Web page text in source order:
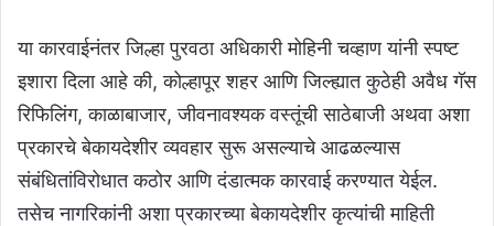
या कारवाईनंतर जिल्हा पुरवठा अधिकारी मोहिनी चव्हाण यांनी स्पष्ट
इशारा दिला आहे की, कोल्हापूर शहर आणि जिल्ह्यात कुठेही अवैध गॅस
रिफिलिंग, काळाबाजार, जीवनावश्यक वस्तूंची साठेबाजी अथवा अशा
प्रकारचे बेकायदेशीर व्यवहार सुरू असल्याचे आढळल्यास
संबंधितांविरोधात कठोर आणि दंडात्मक कारवाई करण्यात येईल.
तसेच नागरिकांनी अशा प्रकारच्या बेकायदेशीर कृत्यांची माहिती